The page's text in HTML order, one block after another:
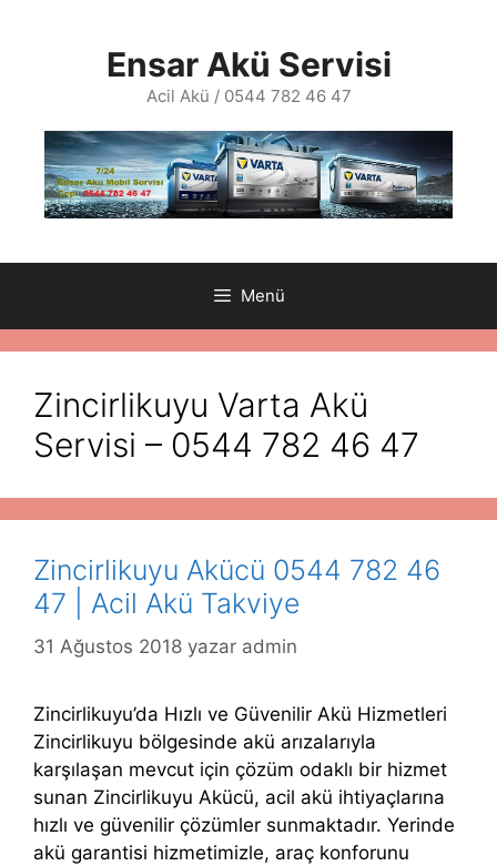
Ensar Akü Servisi
Acil Akü / 0544 782 46 47
Menü
Zincirlikuyu Varta Akü
Servisi – 0544 782 46 47
Zincirlikuyu Akücü 0544 782 46
47 | Acil Akü Takviye
31 Ağustos 2018 yazar admin
Zincirlikuyu’da Hızlı ve Güvenilir Akü Hizmetleri
Zincirlikuyu bölgesinde akü arızalarıyla
karşılaşan mevcut için çözüm odaklı bir hizmet
sunan Zincirlikuyu Akücü, acil akü ihtiyaçlarına
hızlı ve güvenilir çözümler sunmaktadır. Yerinde
akü garantisi hizmetimizle, araç konforunu